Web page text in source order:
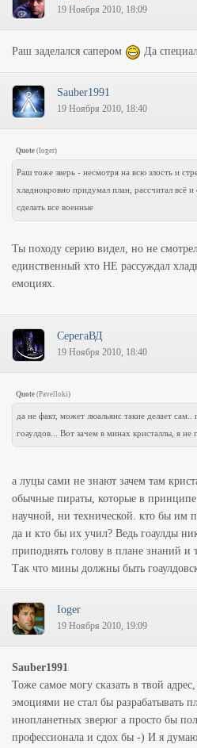
19 Ноября 2010, 18:09
Раш заделался сапером Да
Sauber1991
19 Ноября 2010, 18:40
Quote (Ioger)
Раш тоже зверь - несмотря на всю злость и
хладнокровно придумал план, рассчитал всё
сделать все военные
Ты походу серию видел, но не
единственный хто НЕ рассуждал
емоциях.
СерегаВД
19 Ноября 2010, 18:40
Quote (Pavelloki)
да не факт, может люальянс такие делает
гоаулдов... Вот зачем в минах кристаллы, я не
а луцы сами не знают зачем там
обычные пираты, которые в
научной, ни технической. кто бы им
да и кто бы их учил? Ведь гоаулды
приподнять голову в плане знаний и
Так что мины должны быть
Ioger
19 Ноября 2010, 19:09
Sauber1991
Тоже самое могу сказать в твой
эмоциями не стал бы разрабатывать
инопланетных зверюг а просто бы
профессионала и сдох бы -) И я